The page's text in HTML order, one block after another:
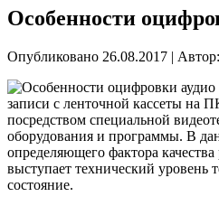
Особенности
Опубликовано 26.08.2017 | Автор:
записи с ленточной кассеты на
посредством специальной
оборудования и программы. В
определяющего фактора
выступает технический уровень
состояние.